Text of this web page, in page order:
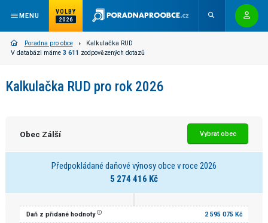
MENU
VOLBY
2026
Poradna pro obce
Kalkulačka RUD
V databázi máme 3 611 zodpovězených dotazů
Kalkulačka RUD pro rok 2026
Obec Zálší Vybrat obec
Předpokládané daňové výnosy obce v roce 2026
5 274 416 Kč
Daň z přidané hodnoty 2 595 075 Kč